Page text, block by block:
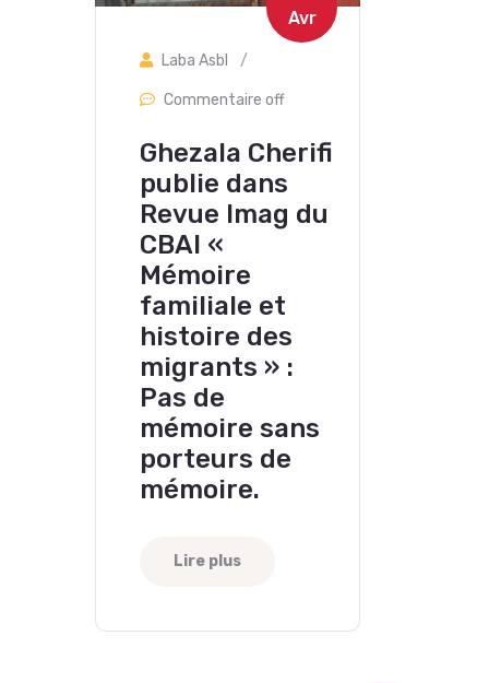
Avr
Laba Asbl /
Commentaire off
Ghezala Cherifi
publie dans
Revue Imag du
CBAI «
Mémoire
familiale et
histoire des
migrants » :
Pas de
mémoire sans
porteurs de
mémoire.
Lire plus